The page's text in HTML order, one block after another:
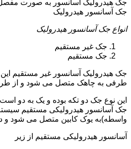
جک هیدرولیک آسانسور به صورت
جک آسانسور هیدرولیک
انواع جک آسانسور هیدرولیک
جک غیر مستقیم
جک مستقیم
جک هیدرولیک آسانسور غیر مستقیم
طرفی به چاهک متصل می شود و از
این نوع جک دو تکه بوده و یک به دو
جک آسانسور هیدرولیکی مستقیم
واسطه)به یوک کابین متصل می شود و
آسانسور هیدرولیکی مستقیم از زیر